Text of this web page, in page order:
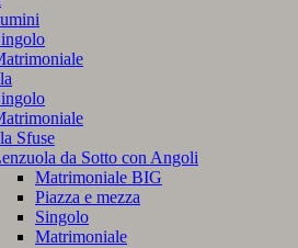
Sfuse
da Sotto con Angoli
Matrimoniale BIG
Piazza e mezza
Singolo
Matrimoniale